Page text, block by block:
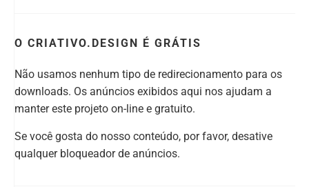
O CRIATIVO.DESIGN É GRÁTIS
Não usamos nenhum tipo de redirecionamento para os
downloads. Os anúncios exibidos aqui nos ajudam a
manter este projeto on-line e gratuito.
Se você gosta do nosso conteúdo, por favor, desative
qualquer bloqueador de anúncios.